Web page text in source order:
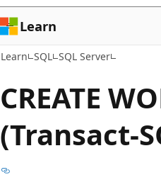
Learn
Learn SQL SQL Server
CREATE
(Transact-